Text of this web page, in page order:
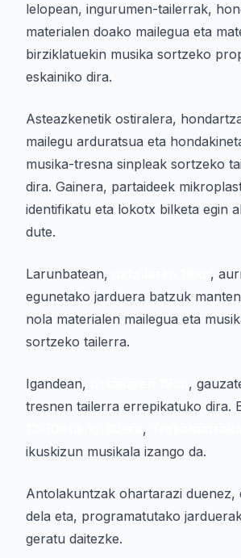
lelopean, ingurumen-tailerrak,
materialen doako mailegua eta
birziklatuekin musika sortzeko
eskainiko dira.
Asteazkenetik ostiralera,
mailegu arduratsua eta
musika-tresna sinpleak sortzeko
dira. Gainera, partaideek
identifikatu eta lokotx bilketa egin
dute.
Larunbatean,
,
egunetako jarduera batzuk
nola materialen mailegua eta
sortzeko tailerra.
Igandean,
,
tresnen tailerra errepikatuko dira.
,
ikuskizun musikala izango da.
Antolakuntzak ohartarazi duenez,
dela eta, programatutako
geratu daitezke.